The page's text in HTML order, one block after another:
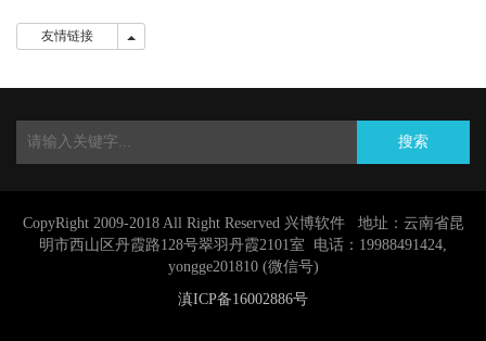
友情链接
搜索
CopyRight 2009-2018 All Right Reserved 兴博软件 地址：云南省昆
明市西山区丹霞路128号翠羽丹霞2101室 电话： 19988491424,
yongge201810 (微信号)
滇ICP备16002886号